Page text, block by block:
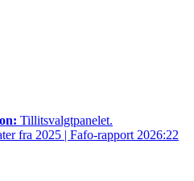
Tillitsvalgtpanelet.
fra 2025 | Fafo-rapport 2026:22